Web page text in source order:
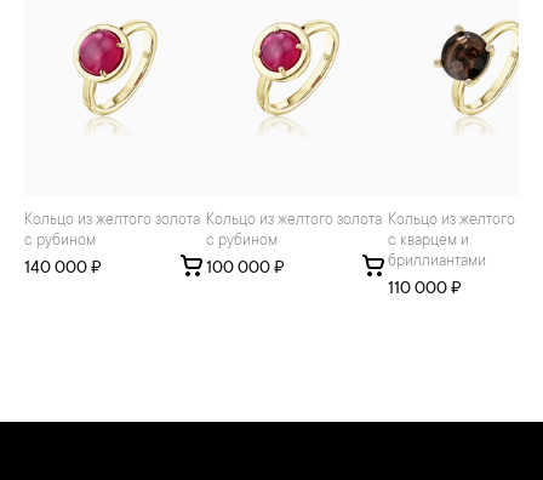
Кольцо из желтого золота
с рубином
140 000 ₽
Кольцо из желтого золота
с рубином
100 000 ₽
Кольцо из желтого золота
с кварцем и
бриллиантами
110 000 ₽